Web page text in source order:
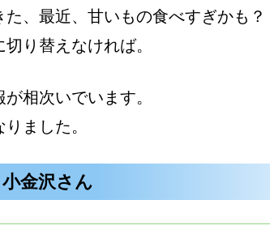
、最近、甘いもの食べすぎかも？
り替えなければ。
相次いでいます。
ました。
金沢さん